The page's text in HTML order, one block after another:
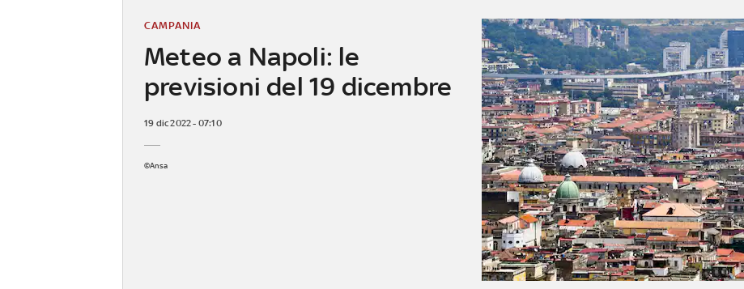
Meteo a Napoli: le
previsioni del 19 dicembre
CAMPANIA
19 dic 2022 - 07:10
©Ansa